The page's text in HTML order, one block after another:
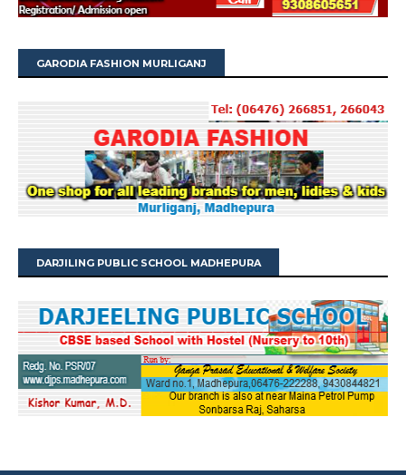
GARODIA FASHION MURLIGANJ
DARJILING PUBLIC SCHOOL MADHEPURA